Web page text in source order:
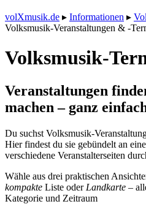
volXmusik.de ▸ Informationen ▸
Volksmusik-Veranstaltungen & -
Volksmusik-
Veranstaltungen
machen – ganz
Du suchst Volksmusik-
Hier findest du sie gebündelt an
verschiedene Veranstalterseiten
Wähle aus drei praktischen
kompakte Liste oder Landkarte –
Kategorie und Zeitraum